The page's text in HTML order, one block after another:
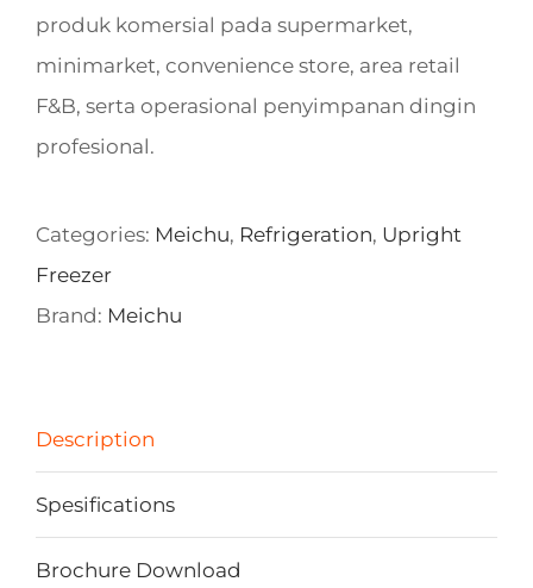
produk komersial pada supermarket,
minimarket, convenience store, area retail
F&B, serta operasional penyimpanan dingin
profesional.
Categories: Meichu, Refrigeration, Upright
Freezer
Brand: Meichu
Description
Spesifications
Brochure Download